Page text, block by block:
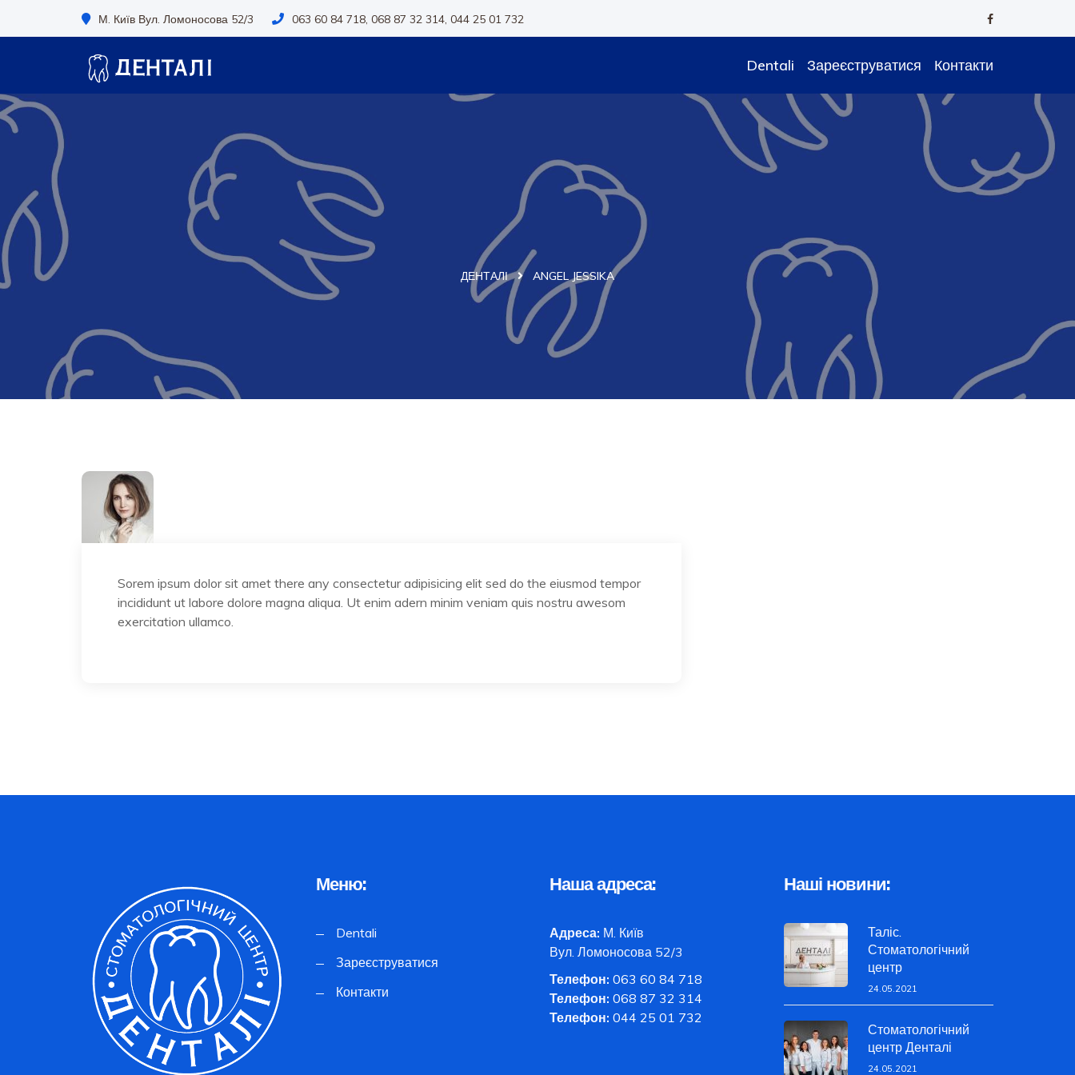
М. Київ Вул. Ломоносова 52/3 063 60 84 718, 068 87 32 314, 044 25 01 732
Dentali Зареєструватися Контакти
ДЕНТАЛІ ANGEL JESSIKA
Sorem ipsum dolor sit amet there any consectetur adipisicing elit sed do the eiusmod tempor
incididunt ut labore dolore magna aliqua. Ut enim adern minim veniam quis nostru awesom
exercitation ullamco.
Меню:
Dentali
Зареєструватися
Контакти
Наша адреса:
Адреса: М. Київ
Вул. Ломоносова 52/3
Телефон: 063 60 84 718
Телефон: 068 87 32 314
Телефон: 044 25 01 732
Наші новини:
Таліс.
Стоматологічний
центр
24.05.2021
Стоматологічний
центр Денталі
24.05.2021